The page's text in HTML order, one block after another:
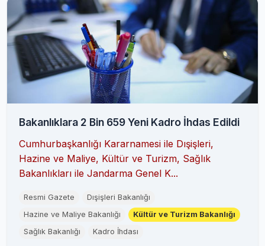
Bakanlıklara 2 Bin 659 Yeni Kadro İhdas Edildi
Cumhurbaşkanlığı Kararnamesi ile Dışişleri,
Hazine ve Maliye, Kültür ve Turizm, Sağlık
Bakanlıkları ile Jandarma Genel K...
Resmi Gazete
Dışişleri Bakanlığı
Hazine ve Maliye Bakanlığı
Kültür ve Turizm Bakanlığı
Sağlık Bakanlığı
Kadro İhdası